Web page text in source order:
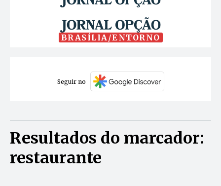
BRASÍLIA/ENTORNO
Seguir no
Resultados do marcador:
restaurante